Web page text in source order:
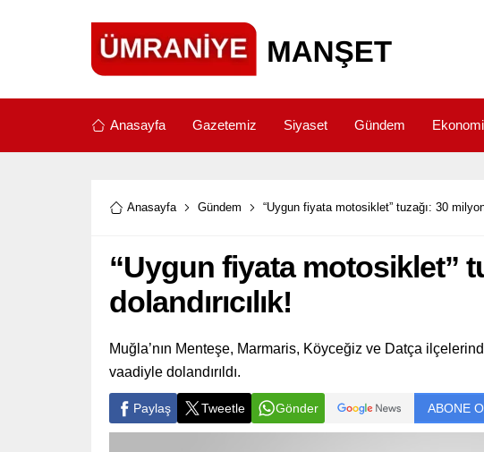
Anasayfa Gazetemiz Siyaset Gündem Ekonomi
Anasayfa Gündem “Uygun fiyata motosiklet” tuzağı: 30 milyon
“Uygun fiyata motosiklet”
dolandırıcılık!
Muğla’nın Menteşe, Marmaris, Köyceğiz ve Datça
vaadiyle dolandırıldı.
Paylaş Tweetle Gönder ABONE